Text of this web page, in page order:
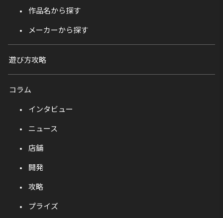
作品名から探す
メーカーから探す
遊び方攻略
コラム
インタビュー
ニュース
店舗
開発
攻略
プライズ